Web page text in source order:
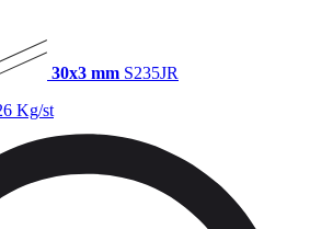
30x3 mm S235JR
Kg/st